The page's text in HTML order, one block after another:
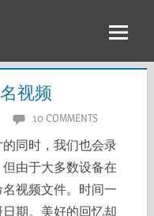
视频
10 COMMENTS
同时，我们也会录
由于大多数设备在
视频文件。时间一
期。美好的回忆却